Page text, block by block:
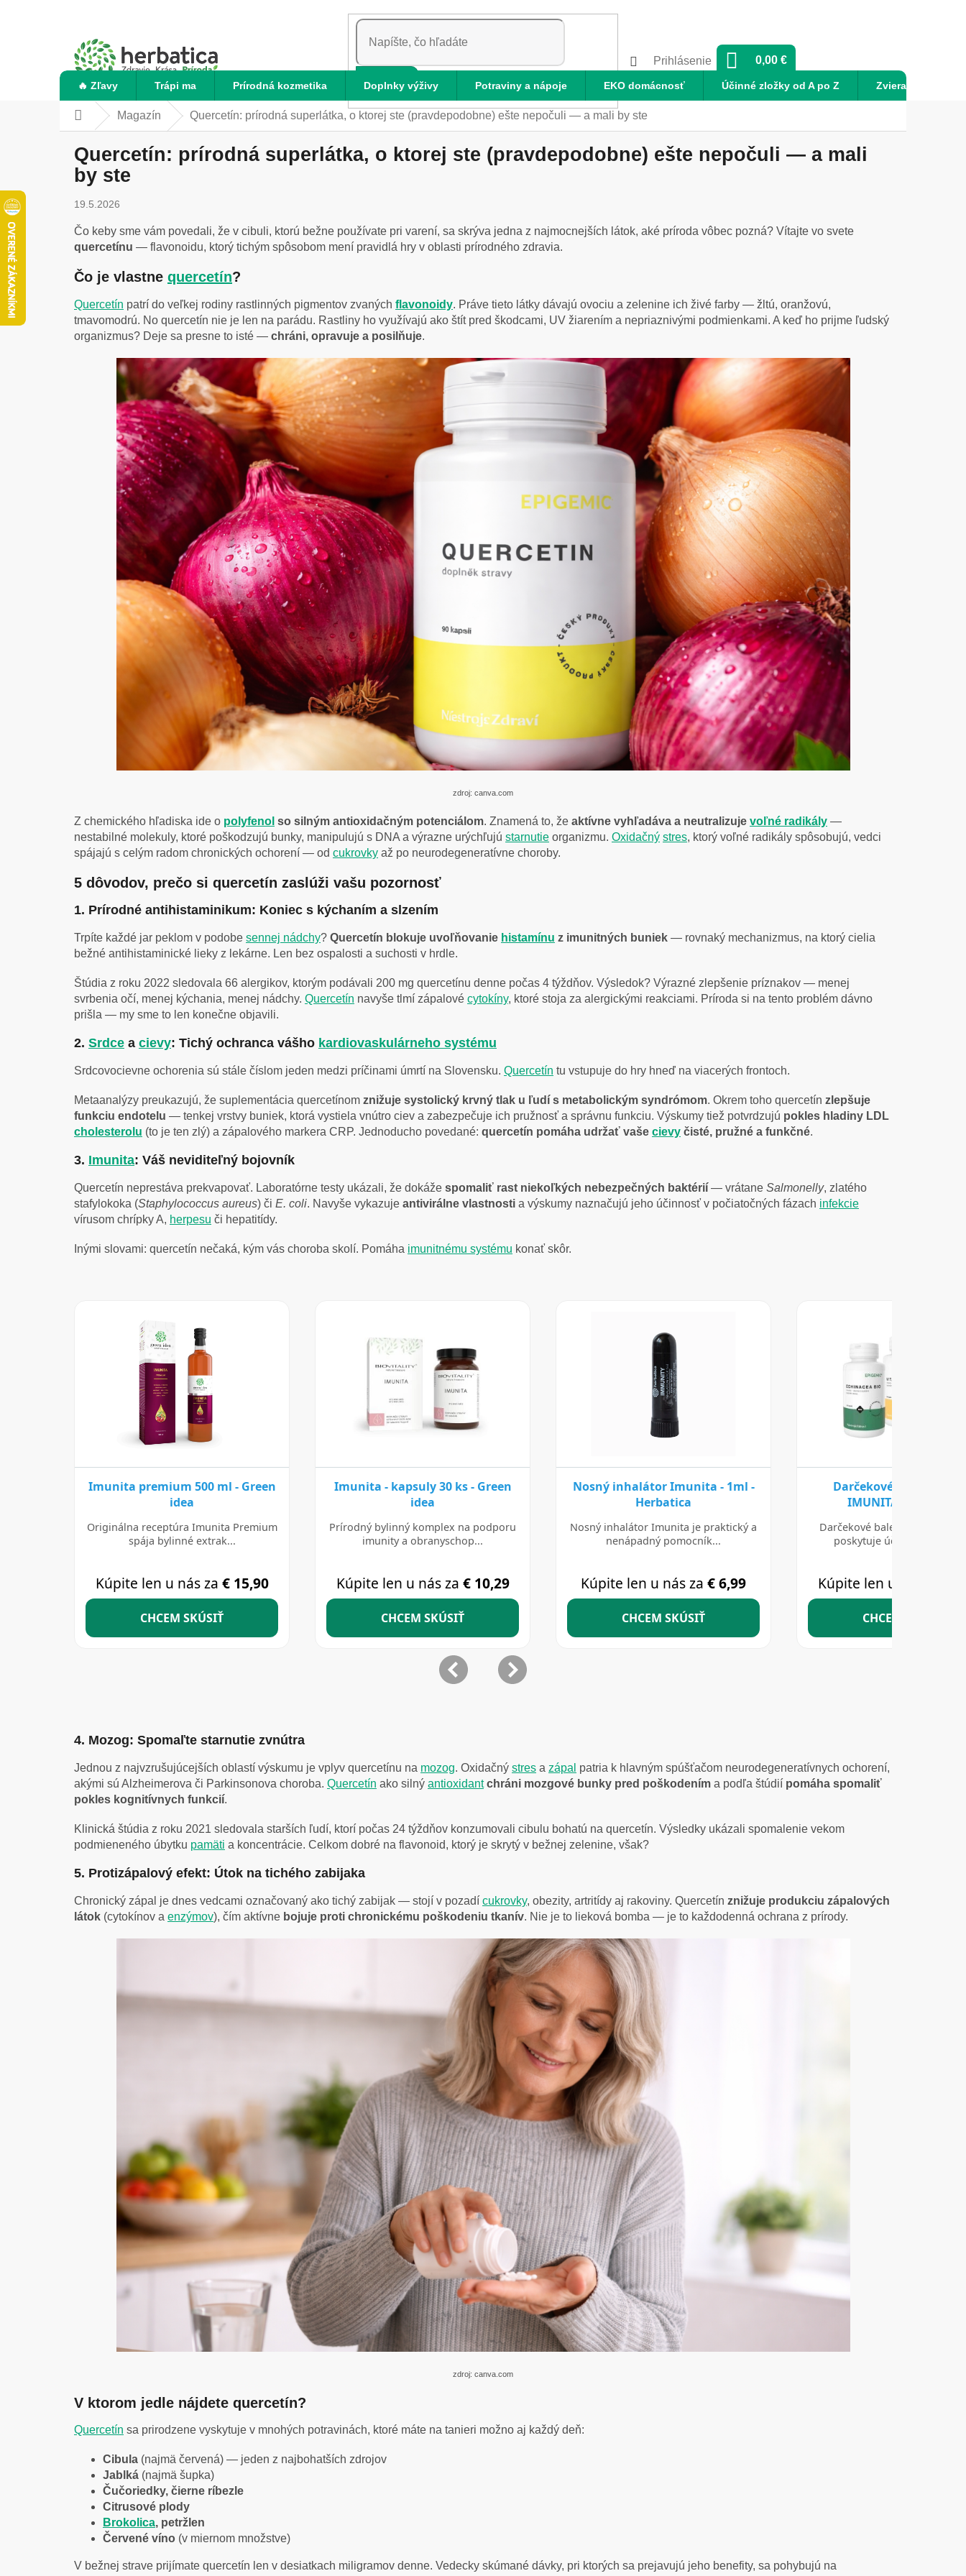
HĽADAŤ
Prihlásenie
NÁKUPNÝ
0,00 €
🔥 Zľavy Trápi ma Prírodná kozmetika Doplnky výživy Potraviny a nápoje EKO domácnosť Účinné zložky od A po Z Zvieratá
DomovMagazín Quercetín: prírodná superlátka, o ktorej ste (pravdepodobne) ešte nepočuli — a mali by ste
Quercetín: prírodná superlátka, o ktorej ste (pravdepodobne) ešte nepočuli — a mali
by ste
19.5.2026
Čo keby sme vám povedali, že v cibuli, ktorú bežne používate pri varení, sa skrýva jedna z najmocnejších látok, aké príroda vôbec pozná? Vítajte vo svete
quercetínu — flavonoidu, ktorý tichým spôsobom mení pravidlá hry v oblasti prírodného zdravia.
Čo je vlastne quercetín?
Quercetín patrí do veľkej rodiny rastlinných pigmentov zvaných flavonoidy. Práve tieto látky dávajú ovociu a zelenine ich živé farby — žltú, oranžovú,
tmavomodrú. No quercetín nie je len na parádu. Rastliny ho využívajú ako štít pred škodcami, UV žiarením a nepriaznivými podmienkami. A keď ho prijme ľudský
organizmus? Deje sa presne to isté — chráni, opravuje a posilňuje.
zdroj: canva.com
Z chemického hľadiska ide o polyfenol so silným antioxidačným potenciálom. Znamená to, že aktívne vyhľadáva a neutralizuje voľné radikály —
nestabilné molekuly, ktoré poškodzujú bunky, manipulujú s DNA a výrazne urýchľujú starnutie organizmu. Oxidačný stres, ktorý voľné radikály spôsobujú, vedci
spájajú s celým radom chronických ochorení — od cukrovky až po neurodegeneratívne choroby.
5 dôvodov, prečo si quercetín zaslúži vašu pozornosť
1. Prírodné antihistaminikum: Koniec s kýchaním a slzením
Trpíte každé jar peklom v podobe sennej nádchy? Quercetín blokuje uvoľňovanie histamínu z imunitných buniek — rovnaký mechanizmus, na ktorý cielia
bežné antihistaminické lieky z lekárne. Len bez ospalosti a suchosti v hrdle.
Štúdia z roku 2022 sledovala 66 alergikov, ktorým podávali 200 mg quercetínu denne počas 4 týždňov. Výsledok? Výrazné zlepšenie príznakov — menej
svrbenia očí, menej kýchania, menej nádchy. Quercetín navyše tlmí zápalové cytokíny, ktoré stoja za alergickými reakciami. Príroda si na tento problém dávno
prišla — my sme to len konečne objavili.
2. Srdce a cievy: Tichý ochranca vášho kardiovaskulárneho systému
Srdcovocievne ochorenia sú stále číslom jeden medzi príčinami úmrtí na Slovensku. Quercetín tu vstupuje do hry hneď na viacerých frontoch.
Metaanalýzy preukazujú, že suplementácia quercetínom znižuje systolický krvný tlak u ľudí s metabolickým syndrómom. Okrem toho quercetín zlepšuje
funkciu endotelu — tenkej vrstvy buniek, ktorá vystiela vnútro ciev a zabezpečuje ich pružnosť a správnu funkciu. Výskumy tiež potvrdzujú pokles hladiny LDL
cholesterolu (to je ten zlý) a zápalového markera CRP. Jednoducho povedané: quercetín pomáha udržať vaše cievy čisté, pružné a funkčné.
3. Imunita: Váš neviditeľný bojovník
Quercetín neprestáva prekvapovať. Laboratórne testy ukázali, že dokáže spomaliť rast niekoľkých nebezpečných baktérií — vrátane Salmonelly, zlatého
stafylokoka (Staphylococcus aureus) či E. coli. Navyše vykazuje antivirálne vlastnosti a výskumy naznačujú jeho účinnosť v počiatočných fázach infekcie
vírusom chrípky A, herpesu či hepatitídy.
Inými slovami: quercetín nečaká, kým vás choroba skolí. Pomáha imunitnému systému konať skôr.
4. Mozog: Spomaľte starnutie zvnútra
Jednou z najvzrušujúcejších oblastí výskumu je vplyv quercetínu na mozog. Oxidačný stres a zápal patria k hlavným spúšťačom neurodegeneratívnych ochorení,
akými sú Alzheimerova či Parkinsonova choroba. Quercetín ako silný antioxidant chráni mozgové bunky pred poškodením a podľa štúdií pomáha spomaliť
pokles kognitívnych funkcií.
Klinická štúdia z roku 2021 sledovala starších ľudí, ktorí počas 24 týždňov konzumovali cibulu bohatú na quercetín. Výsledky ukázali spomalenie vekom
podmieneného úbytku pamäti a koncentrácie. Celkom dobré na flavonoid, ktorý je skrytý v bežnej zelenine, však?
5. Protizápalový efekt: Útok na tichého zabijaka
Chronický zápal je dnes vedcami označovaný ako tichý zabijak — stojí v pozadí cukrovky, obezity, artritídy aj rakoviny. Quercetín znižuje produkciu zápalových
látok (cytokínov a enzýmov), čím aktívne bojuje proti chronickému poškodeniu tkanív. Nie je to lieková bomba — je to každodenná ochrana z prírody.
zdroj: canva.com
V ktorom jedle nájdete quercetín?
Quercetín sa prirodzene vyskytuje v mnohých potravinách, ktoré máte na tanieri možno aj každý deň:
Cibula (najmä červená) — jeden z najbohatších zdrojov
Jablká (najmä šupka)
Čučoriedky, čierne ríbezle
Citrusové plody
Brokolica, petržlen
Červené víno (v miernom množstve)
V bežnej strave prijímate quercetín len v desiatkach miligramov denne. Vedecky skúmané dávky, pri ktorých sa prejavujú jeho benefity, sa pohybujú na